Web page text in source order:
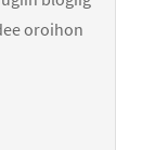
oroihon